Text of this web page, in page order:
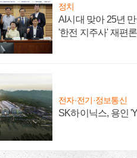
정치
AI시대 맞아 25년
'한전 지주사' 재편
전자·전기·정보통신
SK하이닉스, 용인